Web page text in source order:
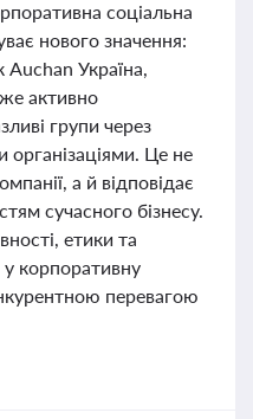
соціальна
нового значення:
Auchan Україна,
активно
групи через
організаціями. Це не
а й відповідає
сучасного бізнесу.
етики та
у корпоративну
перевагою